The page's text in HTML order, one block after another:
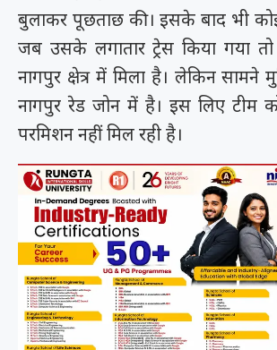
बुलाकर पूछताछ की। इसके बाद भी
जब उसके लगातार ट्रेस किया गया
नागपुर क्षेत्र में मिला है। लेकिन
नागपुर रेड जोन में है। इस लिए टीम
परमिशन नहीं मिल रही है।